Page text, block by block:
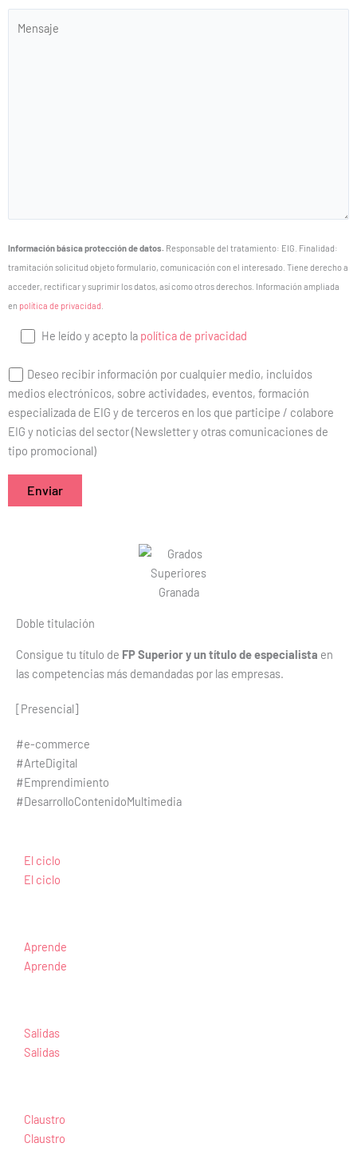
Información básica protección de datos. Responsable del tratamiento: EIG. Finalidad:
tramitación solicitud objeto formulario, comunicación con el interesado. Tiene derecho a
acceder, rectificar y suprimir los datos, así como otros derechos. Información ampliada
en política de privacidad
He leído y acepto la política de privacidad
Deseo recibir información por cualquier medio, incluidos
medios electrónicos, sobre actividades, eventos, formación
especializada de EIG y de terceros en los que participe / colabore
EIG y noticias del sector (Newsletter y otras comunicaciones de
tipo promocional)
Doble titulación
Consigue tu título de FP Superior y un título de especialista en
las competencias más demandadas por las empresas.
[Presencial]
#e-commerce
#ArteDigital
#Emprendimiento
#DesarrolloContenidoMultimedia
El ciclo
El ciclo
Aprende
Aprende
Salidas
Salidas
Claustro
Claustro